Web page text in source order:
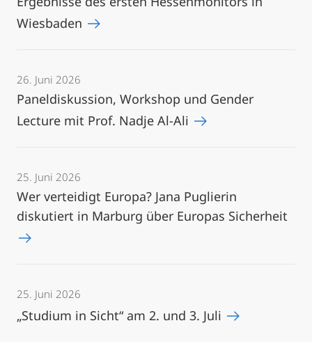
Wiesbaden
26. Juni 2026
Paneldiskussion, Workshop und Gender
Lecture mit Prof. Nadje Al-Ali
25. Juni 2026
Wer verteidigt Europa? Jana Puglierin
diskutiert in Marburg über Europas Sicherheit
25. Juni 2026
„Studium in Sicht“ am 2. und 3. Juli